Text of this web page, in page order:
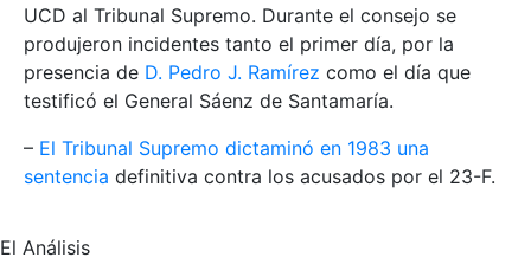
UCD al Tribunal Supremo. Durante el consejo se
produjeron incidentes tanto el primer día, por la
presencia de D. Pedro J. Ramírez como el día que
testificó el General Sáenz de Santamaría.
– El Tribunal Supremo dictaminó en 1983 una
sentencia definitiva contra los acusados por el 23-F.
El Análisis